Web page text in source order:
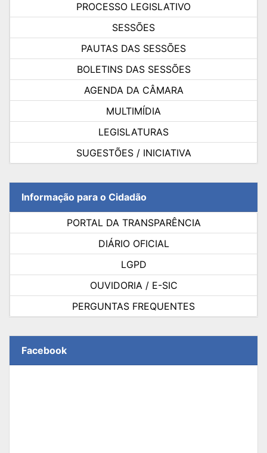
PROCESSO LEGISLATIVO
SESSÕES
PAUTAS DAS SESSÕES
BOLETINS DAS SESSÕES
AGENDA DA CÂMARA
MULTIMÍDIA
LEGISLATURAS
SUGESTÕES / INICIATIVA
Informação para o Cidadão
PORTAL DA TRANSPARÊNCIA
DIÁRIO OFICIAL
LGPD
OUVIDORIA / E-SIC
PERGUNTAS FREQUENTES
Facebook